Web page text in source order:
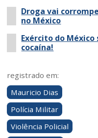
Droga vai
no México
Exército do México
cocaína!
registrado em:
Mauricio Dias
Polícia Militar
Violência Policial